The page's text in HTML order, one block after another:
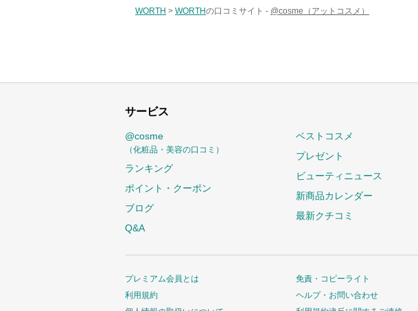
WORTH > WORTHの口コミサイト - @cosme（アットコスメ）
サービス
@cosme
（化粧品・美容の口コミ）
ランキング
ポイント・クーポン
ブログ
Q&A
ベストコスメ
プレゼント
ビューティニュース
新商品カレンダー
最新クチコミ
プレミアム会員とは
利用規約
免責・コピーライト
ヘルプ・お問い合わせ